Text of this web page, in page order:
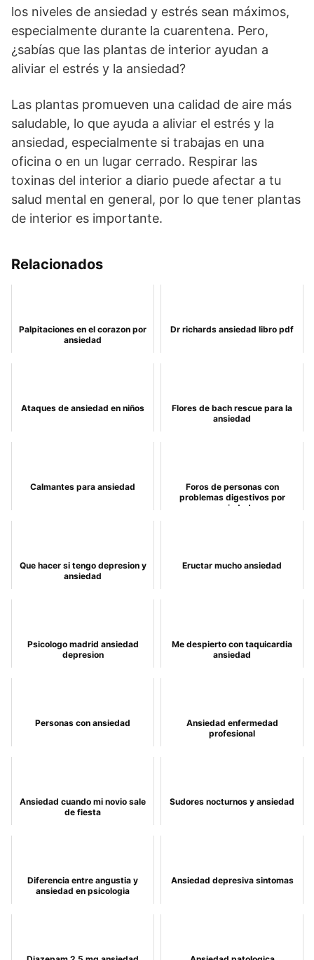
los niveles de ansiedad y estrés sean máximos,
especialmente durante la cuarentena. Pero,
¿sabías que las plantas de interior ayudan a
aliviar el estrés y la ansiedad?
Las plantas promueven una calidad de aire más
saludable, lo que ayuda a aliviar el estrés y la
ansiedad, especialmente si trabajas en una
oficina o en un lugar cerrado. Respirar las
toxinas del interior a diario puede afectar a tu
salud mental en general, por lo que tener plantas
de interior es importante.
Relacionados
Palpitaciones en el corazon por
ansiedad
Dr richards ansiedad libro pdf
Ataques de ansiedad en niños
Flores de bach rescue para la
ansiedad
Calmantes para ansiedad
Foros de personas con
problemas digestivos por
ansiedad
Que hacer si tengo depresion y
ansiedad
Eructar mucho ansiedad
Psicologo madrid ansiedad
depresion
Me despierto con taquicardia
ansiedad
Personas con ansiedad
Ansiedad enfermedad
profesional
Ansiedad cuando mi novio sale
de fiesta
Sudores nocturnos y ansiedad
Diferencia entre angustia y
ansiedad en psicologia
Ansiedad depresiva sintomas